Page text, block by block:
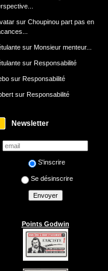
sur Choupinou part pas en
sur Monsieur menteur...
sur Responsabilité
sur Responsabilité
sur Responsabilité
Newsletter
S'inscrire
Se désinscrire
Points Godwin